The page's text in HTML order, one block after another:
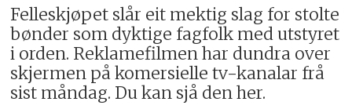
Felleskjøpet slår eit mektig slag for stolte
bønder som dyktige fagfolk med utstyret
i orden. Reklamefilmen har dundra over
skjermen på komersielle tv-kanalar frå
sist måndag. Du kan sjå den her.